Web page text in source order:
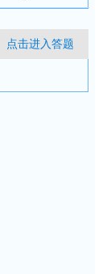
点击进入答题